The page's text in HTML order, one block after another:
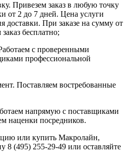
Привезем заказ в любую точку
от 2 до 7 дней. Цена услуги
доставки. При заказе на сумму от
бесплатно;
с проверенными
профессиональной
Поставляем востребованные
напрямую с поставщиками
наценки посредников.
или купить Макролайн,
8 (495) 255-29-49 или оставляйте